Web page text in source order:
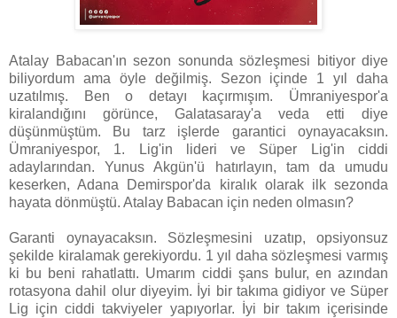
Atalay Babacan'ın sezon sonunda sözleşmesi bitiyor diye
biliyordum ama öyle değilmiş. Sezon içinde 1 yıl daha
uzatılmış. Ben o detayı kaçırmışım. Ümraniyespor'a
kiralandığını görünce, Galatasaray'a veda etti diye
düşünmüştüm. Bu tarz işlerde garantici oynayacaksın.
Ümraniyespor, 1. Lig'in lideri ve Süper Lig'in ciddi
adaylarından. Yunus Akgün'ü hatırlayın, tam da umudu
keserken, Adana Demirspor'da kiralık olarak ilk sezonda
hayata dönmüştü. Atalay Babacan için neden olmasın?
Garanti oynayacaksın. Sözleşmesini uzatıp, opsiyonsuz
şekilde kiralamak gerekiyordu. 1 yıl daha sözleşmesi varmış
ki bu beni rahatlattı. Umarım ciddi şans bulur, en azından
rotasyona dahil olur diyeyim. İyi bir takıma gidiyor ve Süper
Lig için ciddi takviyeler yapıyorlar. İyi bir takım içerisinde